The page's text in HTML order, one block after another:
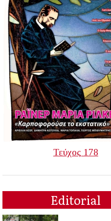
Τεύχος 178
Editorial